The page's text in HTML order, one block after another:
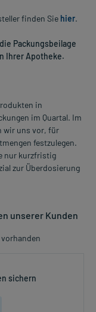
finden Sie hier.
Packungsbeilage
Ihrer Apotheke.
in
im Quartal. Im
wir uns vor, für
festzulegen.
nur kurzfristig
zur Überdosierung
unserer Kunden
sichern